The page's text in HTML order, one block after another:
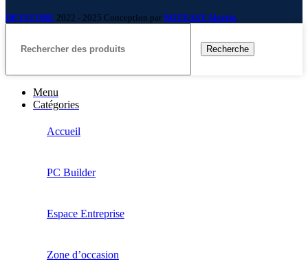
DEYSTORE 2022 - 2025 Conception par NOTEASY Algérie
Recherche
Menu
Catégories
Accueil
PC Builder
Espace Entreprise
Zone d’occasion